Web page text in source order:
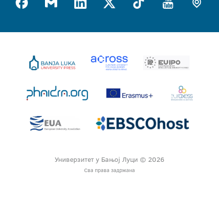
Универзитет у Бањој Луци © 2026
Сва права задржана